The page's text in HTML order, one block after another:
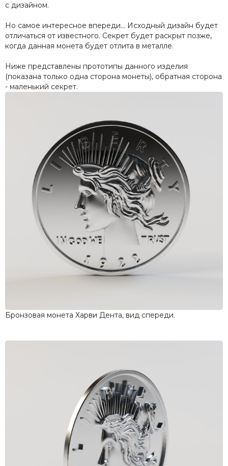
с дизайном.
Но самое интересное впереди... Исходный дизайн будет
отличаться от известного. Секрет будет раскрыт позже,
когда данная монета будет отлита в металле.
Ниже представлены прототипы данного изделия
(показана только одна сторона монеты), обратная сторона
- маленький секрет.
Бронзовая монета Харви Дента, вид спереди.